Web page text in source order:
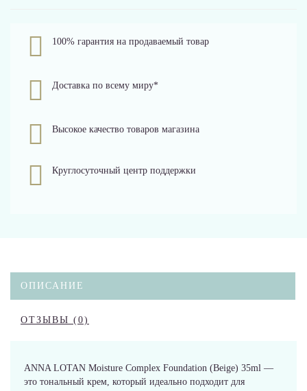
100% гарантия на продаваемый товар
Доставка по всему миру*
Высокое качество товаров магазина
Круглосуточный центр поддержки
ОПИСАНИЕ
ОТЗЫВЫ (0)
ANNA LOTAN Moisture Complex Foundation (Beige) 35ml —
это тональный крем, который идеально подходит для